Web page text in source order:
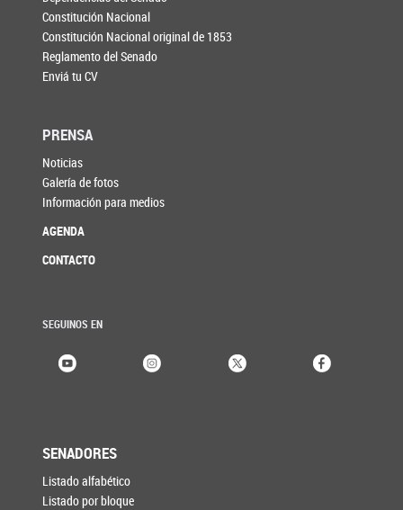
Constitución Nacional
Constitución Nacional original de 1853
Reglamento del Senado
Enviá tu CV
PRENSA
Noticias
Galería de fotos
Información para medios
AGENDA
CONTACTO
SEGUINOS EN
SENADORES
Listado alfabético
Listado por bloque